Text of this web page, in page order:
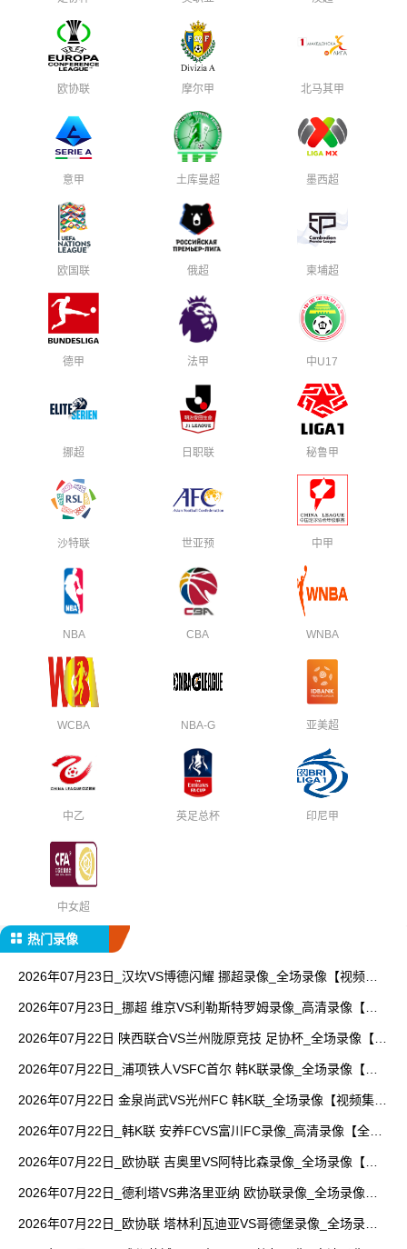
欧协联 摩尔甲 北马其甲
意甲 土库曼超 墨西超
欧国联 俄超 柬埔超
德甲 法甲 中U17
挪超 日职联 秘鲁甲
沙特联 世亚预 中甲
NBA CBA WNBA
WCBA NBA-G 亚美超
中乙 英足总杯 印尼甲
中女超
热门录像
2026年07月23日_汉坎VS博德闪耀 挪超录像_全场录像【视频集
2026年07月23日_挪超 维京VS利勒斯特罗姆录像_高清录像【全
2026年07月22日 陕西联合VS兰州陇原竞技 足协杯_全场录像【全
2026年07月22日_浦项铁人VSFC首尔 韩K联录像_全场录像【高
2026年07月22日 金泉尚武VS光州FC 韩K联_全场录像【视频集
2026年07月22日_韩K联 安养FCVS富川FC录像_高清录像【全场
2026年07月22日_欧协联 吉奥里VS阿特比森录像_全场录像【全
2026年07月22日_德利塔VS弗洛里亚纳 欧协联录像_全场录像
2026年07月22日_欧协联 塔林利瓦迪亚VS哥德堡录像_全场录像